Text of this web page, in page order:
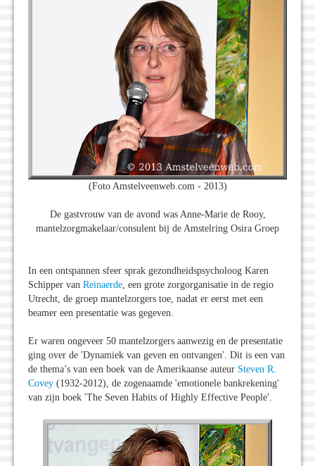
(Foto Amstelveenweb.com - 2013)
De gastvrouw van de avond was Anne-Marie de Rooy,
mantelzorgmakelaar/consulent bij de Amstelring Osira Groep
In een ontspannen sfeer sprak gezondheidspsycholoog Karen
Schipper van Reinaerde, een grote zorgorganisatie in de regio
Utrecht, de groep mantelzorgers toe, nadat er eerst met een
beamer een presentatie was gegeven.
Er waren ongeveer 50 mantelzorgers aanwezig en de presentatie
ging over de 'Dynamiek van geven en ontvangen'. Dit is een van
de thema’s van een boek van de Amerikaanse auteur Steven R.
Covey (1932-2012), de zogenaamde 'emotionele bankrekening'
van zijn boek 'The Seven Habits of Highly Effective People'.